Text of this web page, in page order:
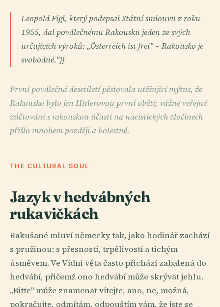
Leopold Figl, který podepsal Státní smlouvu z roku
1955, dal poválečnému Rakousku jeden ze svých
určujících výroků: „Österreich ist frei" – Rakousko je
svobodné."}]
První poválečná desetiletí pěstovala utěšující mýtus, že
Rakousko bylo jen Hitlerovou první obětí; vážné veřejné
zúčtování s rakouskou účastí na nacistických zločinech
přišlo mnohem později a bolestně.
THE CULTURAL SOUL
Jazyk v hedvábných
rukavičkách
Rakušané mluví německy tak, jako hodinář zachází
s pružinou: s přesností, trpělivostí a tichým
úsměvem. Ve Vídni věta často přichází zabalená do
hedvábí, přičemž ono hedvábí může skrývat jehlu.
„Bitte" může znamenat vítejte, ano, ne, možná,
pokračujte, odmítám, odpouštím vám, že jste se